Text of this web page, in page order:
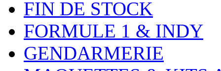
FIN DE STOCK
FORMULE 1 & INDY
GENDARMERIE